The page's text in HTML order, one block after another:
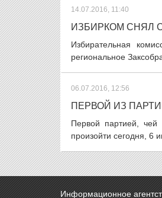
14.07.2016, 11:40
ИЗБИРКОМ СНЯЛ
Избирательная
региональное
06.07.2016, 12:56
ПЕРВОЙ ИЗ
Первой партией, чей
произойти сегодня, 6
Информационное